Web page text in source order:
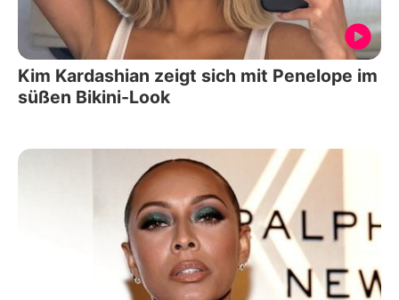
Kim Kardashian zeigt sich mit Penelope im
süßen Bikini-Look